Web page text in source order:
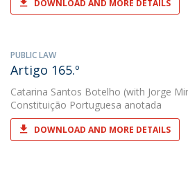
DOWNLOAD AND MORE DETAILS
PUBLIC LAW
Artigo 165.º
Catarina Santos Botelho (with Jorge
Constituição Portuguesa anotada
DOWNLOAD AND MORE DETAILS